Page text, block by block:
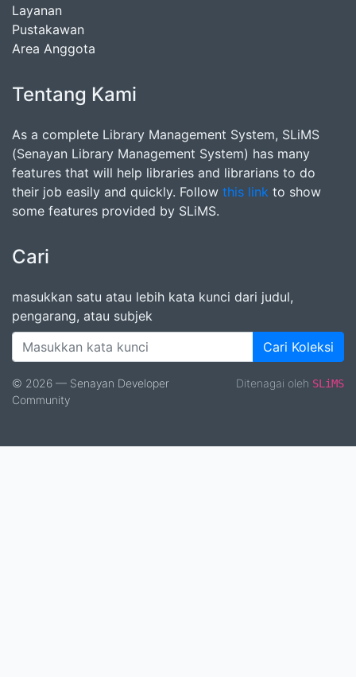
Layanan
Pustakawan
Area Anggota
Tentang Kami
As a complete Library Management System, SLiMS
(Senayan Library Management System) has many
features that will help libraries and librarians to do
their job easily and quickly. Follow this link to show
some features provided by SLiMS.
Cari
masukkan satu atau lebih kata kunci dari judul,
pengarang, atau subjek
Cari Koleksi
© 2026 — Senayan Developer
Community
Ditenagai oleh SLiMS